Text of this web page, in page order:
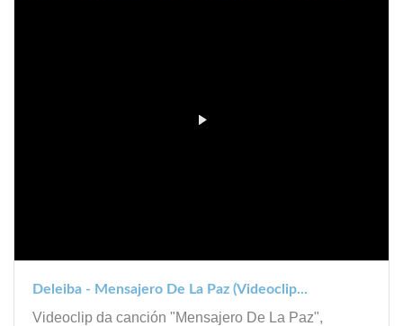
Deleiba - Mensajero De La Paz (Videoclip...
Videoclip da canción "Mensajero De La Paz",